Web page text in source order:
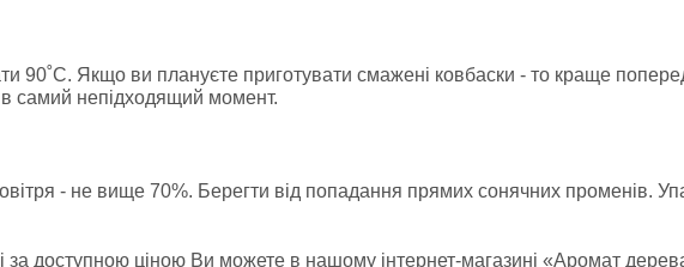
90˚С. Якщо ви плануєте приготувати смажені ковбаски - то краще
в самий непідходящий момент.
- не вище 70%. Берегти від попадання прямих сонячних променів.
за доступною ціною Ви можете в нашому інтернет-магазині «Аромат